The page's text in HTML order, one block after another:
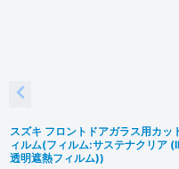
スズキ フロントドアガラス用カッ
ィルム(フィルム:サステナクリア
透明遮熱フィルム))